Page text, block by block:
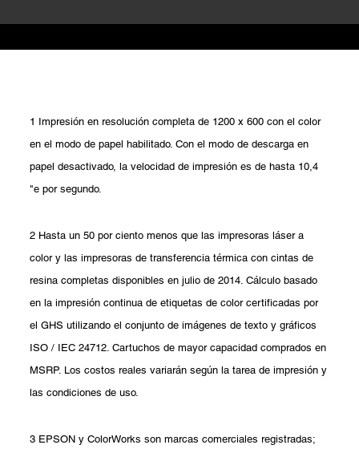
1 Impresión en resolución completa de 1200 x 600 con el color
en el modo de papel habilitado. Con el modo de descarga en
papel desactivado, la velocidad de impresión es de hasta 10,4
"e por segundo.
2 Hasta un 50 por ciento menos que las impresoras láser a
color y las impresoras de transferencia térmica con cintas de
resina completas disponibles en julio de 2014. Cálculo basado
en la impresión continua de etiquetas de color certificadas por
el GHS utilizando el conjunto de imágenes de texto y gráficos
ISO / IEC 24712. Cartuchos de mayor capacidad comprados en
MSRP. Los costos reales variarán según la tarea de impresión y
las condiciones de uso.
3 EPSON y ColorWorks son marcas comerciales registradas;